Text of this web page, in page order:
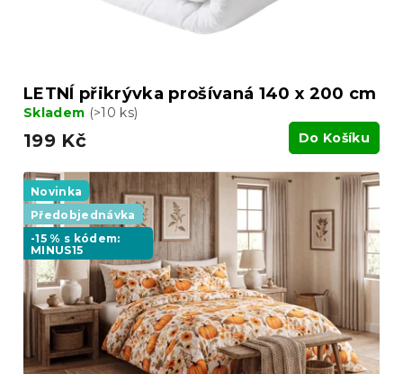
LETNÍ přikrývka prošívaná 140 x 200 cm
Skladem (>10 ks)
199 Kč Do Košíku
Novinka
Předobjednávka
-15 % s kódem:
MINUS15